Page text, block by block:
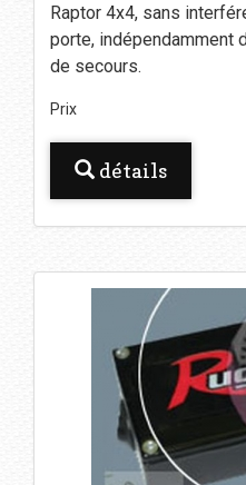
Raptor 4x4, sans
porte, indépendamment
de secours.
Prix
détails